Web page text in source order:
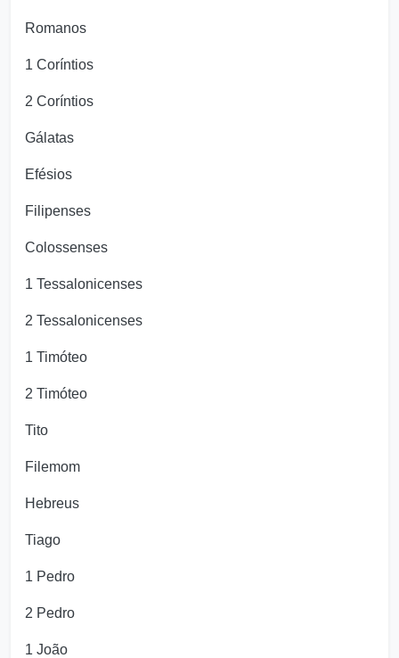
Romanos
1 Coríntios
2 Coríntios
Gálatas
Efésios
Filipenses
Colossenses
1 Tessalonicenses
2 Tessalonicenses
1 Timóteo
2 Timóteo
Tito
Filemom
Hebreus
Tiago
1 Pedro
2 Pedro
1 João